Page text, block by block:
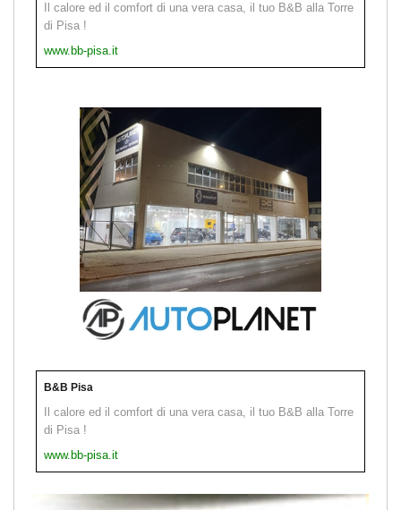
Il calore ed il comfort di una vera casa, il tuo B&B alla Torre
di Pisa !
www.bb-pisa.it
B&B Pisa
Il calore ed il comfort di una vera casa, il tuo B&B alla Torre
di Pisa !
www.bb-pisa.it